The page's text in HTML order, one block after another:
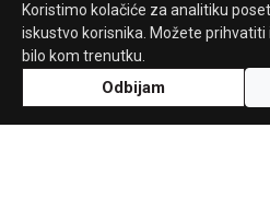
Koristimo kolačiće za analitiku
iskustvo korisnika. Možete prihvatiti
bilo kom trenutku.
Odbijam